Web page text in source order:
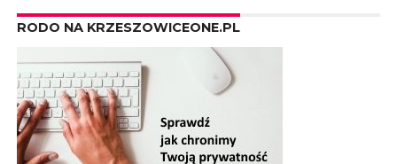
RODO NA KRZESZOWICEONE.PL